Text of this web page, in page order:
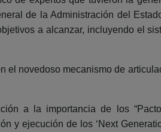
de la Administración del
a alcanzar, incluyendo el
el novedoso mecanismo de
a la importancia de los
y ejecución de los ‘Next